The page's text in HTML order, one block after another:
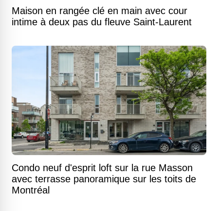
Maison en rangée clé en main avec cour
intime à deux pas du fleuve Saint-Laurent
Condo neuf d'esprit loft sur la rue Masson
avec terrasse panoramique sur les toits de
Montréal